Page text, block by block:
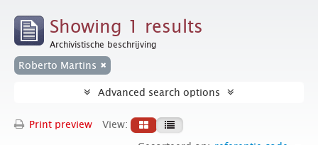
Showing 1 results
Archivistische beschrijving
Roberto Martins
Advanced search options
Print preview
View: